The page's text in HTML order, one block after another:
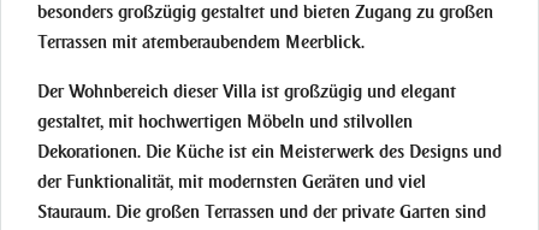
besonders großzügig gestaltet und bieten Zugang zu großen
Terrassen mit atemberaubendem Meerblick.
Der Wohnbereich dieser Villa ist großzügig und elegant
gestaltet, mit hochwertigen Möbeln und stilvollen
Dekorationen. Die Küche ist ein Meisterwerk des Designs und
der Funktionalität, mit modernsten Geräten und viel
Stauraum. Die großen Terrassen und der private Garten sind